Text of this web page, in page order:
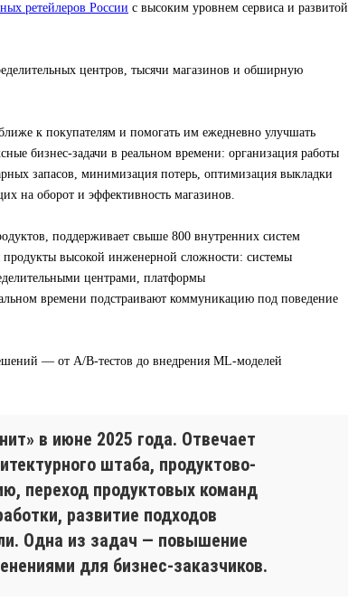
ретейлеров России с высоким уровнем сервиса и развитой
центров, тысячи магазинов и обширную
к покупателям и помогать им ежедневно улучшать
бизнес-задачи в реальном времени: организация работы
запасов, минимизация потерь, оптимизация выкладки
на оборот и эффективность магазинов.
поддерживает свыше 800 внутренних систем
высокой инженерной сложности: системы
центрами, платформы
времени подстраивают коммуникацию под поведение
— от A/B-тестов до внедрения ML-моделей
в июне 2025 года. Отвечает
штаба, продуктово-
переход продуктовых команд
развитие подходов
Одна из задач — повышение
для бизнес-заказчиков.